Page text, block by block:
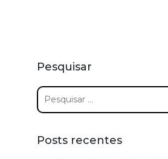
Pesquisar
Pesquisar
por:
Posts recentes